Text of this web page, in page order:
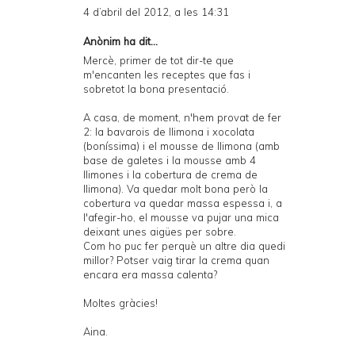
4 d’abril del 2012, a les 14:31
Anònim ha dit...
Mercè, primer de tot dir-te que
m'encanten les receptes que fas i
sobretot la bona presentació.
A casa, de moment, n'hem provat de fer
2: la bavarois de llimona i xocolata
(boníssima) i el mousse de llimona (amb
base de galetes i la mousse amb 4
llimones i la cobertura de crema de
llimona). Va quedar molt bona però la
cobertura va quedar massa espessa i, a
l'afegir-ho, el mousse va pujar una mica
deixant unes aigües per sobre.
Com ho puc fer perquè un altre dia quedi
millor? Potser vaig tirar la crema quan
encara era massa calenta?
Moltes gràcies!
Aina.